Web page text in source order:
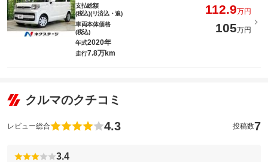
支払総額
(税込)(リ済込・追)
112.9万円
車両本体価格
(税込)
105万円
年式2020年
走行7.8万km
クルマのクチコミ
レビュー総合 4.3 投稿数7
3.4